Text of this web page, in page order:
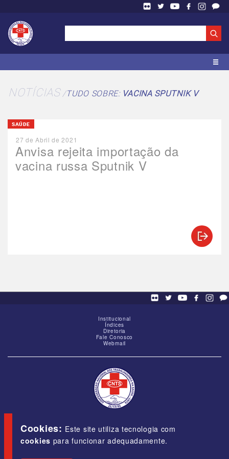
Cookies: Este site utiliza tecnologia com
cookies para funcionar adequadamente.
NOTÍCIAS TUDO SOBRE: VACINA SPUTNIK V
Anvisa rejeita importação da
vacina russa Sputnik V
SAÚDE
27 de Abril de 2021
Institucional
Índices
Diretoria
Fale Conosco
Webmail
Brasília-DF, CEP 70309-900
E-mail:cnts@cnts.org.br